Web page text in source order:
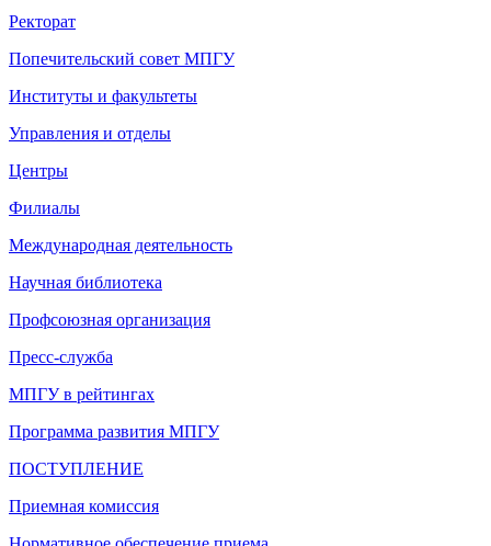
Ректорат
Попечительский совет МПГУ
Институты и факультеты
Управления и отделы
Центры
Филиалы
Международная деятельность
Научная библиотека
Профсоюзная организация
Пресс-служба
МПГУ в рейтингах
Программа развития МПГУ
ПОСТУПЛЕНИЕ
Приемная комиссия